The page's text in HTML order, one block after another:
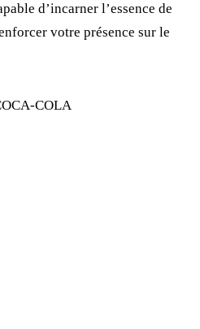
d’incarner l’essence de
votre présence sur le